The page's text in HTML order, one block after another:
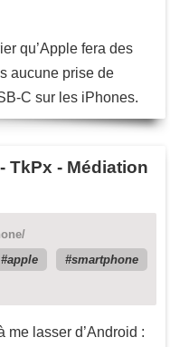
qu’Apple fera des
aucune prise de
C sur les iPhones.
TkPx - Médiation
apple
smartphone
lasser d’Android :